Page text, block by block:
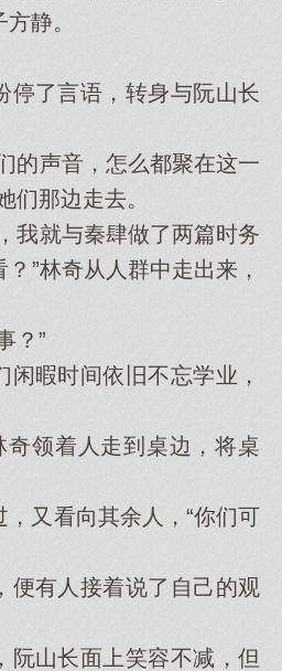
静。
了言语，转身与阮山长
声音，怎么都聚在这一
们那边走去。
就与秦肆做了两篇时务
”林奇从人群中走出来，
？”
暇时间依旧不忘学业，
领着人走到桌边，将桌
又看向其余人，“你们可
有人接着说了自己的观
山长面上笑容不减，但